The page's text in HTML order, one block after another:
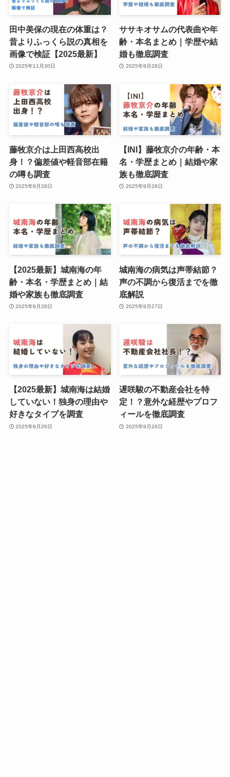
田中美保の現在の体重は？
昔よりふっくら説の真相を
画像で検証【2025最新】
2025年11月30日
ササキオサムの代表曲や年
齢・本名まとめ｜学歴や結
婚も徹底調査
2025年9月28日
藤牧京介は上田西高校出
身！？偏差値や軽音部在籍
の噂も調査
2025年9月28日
【INI】藤牧京介の年齢・本
名・学歴まとめ｜結婚や家
族も徹底調査
2025年9月28日
【2025最新】城南海の年
齢・本名・学歴まとめ｜結
婚や家族も徹底調査
2025年9月28日
城南海の病気は声帯結節？
声の不調から復活までを徹
底解説
2025年9月27日
【2025最新】城南海は結婚
していない！独身の理由や
好きなタイプを調査
2025年9月26日
遅咲駿の不動産会社を特
定！？意外な経歴やプロフ
ィールを徹底調査
2025年9月26日